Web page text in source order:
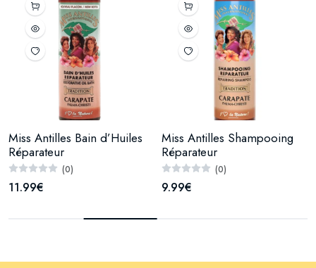
Miss Antilles Bain d’Huiles
Réparateur
(0)
11.99€
Miss Antilles Shampooing
Réparateur
(0)
9.99€